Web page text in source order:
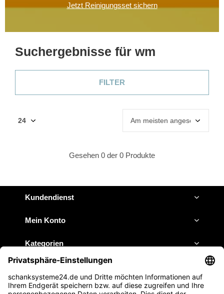
Jetzt Reinigungsset sichern
Suchergebnisse für wm
FILTER
Gesehen 0 der 0 Produkte
Kundendienst
Mein Konto
Kategorien
Impressum